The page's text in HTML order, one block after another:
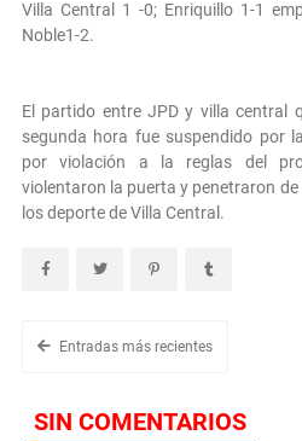
Villa Central 1 -0; Enriquillo 1-1
Noble1-2.
El partido entre JPD y villa central
segunda hora fue suspendido por
por violación a la reglas del
violentaron la puerta y penetraron
los deporte de Villa Central.
Entradas más recientes
SIN COMENTARIOS